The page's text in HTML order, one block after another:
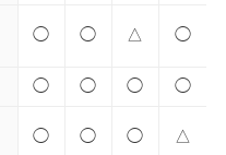
◯ ◯ △ ◯
◯ ◯ ◯ ◯
◯ ◯ ◯ △